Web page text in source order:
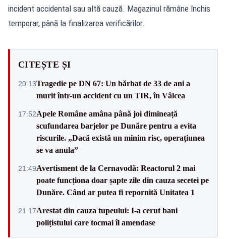
incident accidental sau altă cauză. Magazinul rămâne închis
temporar, până la finalizarea verificărilor.
CITEȘTE ȘI
20:13Tragedie pe DN 67: Un bărbat de 33 de ani a
murit într-un accident cu un TIR, în Vâlcea
17:52Apele Române amâna până joi dimineață
scufundarea barjelor pe Dunăre pentru a evita
riscurile. „Dacă există un minim risc, operațiunea
se va anula”
21:49Avertisment de la Cernavodă: Reactorul 2 mai
poate funcționa doar șapte zile din cauza secetei pe
Dunăre. Când ar putea fi repornită Unitatea 1
21:17Arestat din cauza tupeului: I-a cerut bani
polițistului care tocmai îl amendase